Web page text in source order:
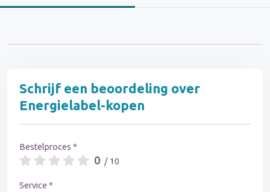
Schrijf een beoordeling over
Energielabel-kopen
Bestelproces *
0 / 10
Service *